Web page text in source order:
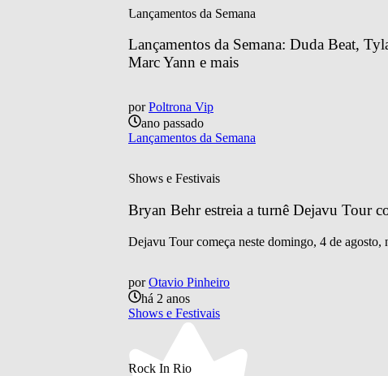
Lançamentos da Semana
Lançamentos da Semana: Duda Beat,
Marc Yann e mais
por Poltrona Vip
ano passado
Lançamentos da Semana
Shows e Festivais
Bryan Behr estreia a turnê Dejavu Tour
Dejavu Tour começa neste domingo, 4 de agosto,
por Otavio Pinheiro
há 2 anos
Shows e Festivais
Rock In Rio